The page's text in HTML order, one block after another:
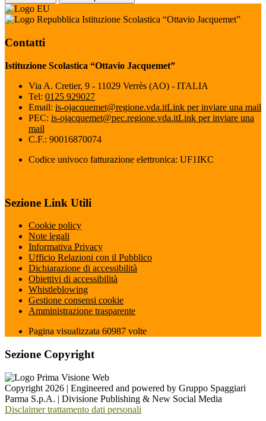
Istituzione Scolastica “Ottavio Jacquemet”
Contatti
Istituzione Scolastica “Ottavio Jacquemet”
Via A. Cretier, 9 - 11029 Verrès (AO) - ITALIA
Tel: 0125 929027
Email: is-ojacquemet@regione.vda.itLink per inviare una mail
PEC: is-ojacquemet@pec.regione.vda.itLink per inviare una
mail
C.F.: 90016870074
Codice univoco fatturazione elettronica: UF1IKC
Sezione Link Utili
Cookie policy
Note legali
Informativa Privacy
Ufficio Relazioni con il Pubblico
Dichiarazione di accessibilità
Obiettivi di accessibilità
Whistleblowing
Gestione consensi cookie
Amministrazione trasparente
Pagina visualizzata 60987 volte
Sezione Copyright
Copyright 2026 | Engineered and powered by Gruppo Spaggiari
Parma S.p.A. | Divisione Publishing & New Social Media
Disclaimer trattamento dati personali